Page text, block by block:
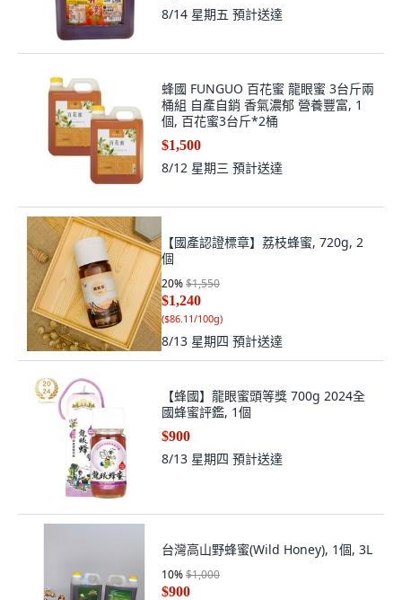
8/14 星期五 預計送達
蜂國 FUNGUO 百花蜜 龍眼蜜 3台斤兩
桶組 自產自銷 香氣濃郁 營養豐富, 1
個, 百花蜜3台斤*2桶
$1,500
8/12 星期三 預計送達
【國產認證標章】荔枝蜂蜜, 720g, 2
個
20%$1,550
$1,240
($86.11/100g)
8/13 星期四 預計送達
【蜂國】龍眼蜜頭等獎 700g 2024全
國蜂蜜評鑑, 1個
$900
8/13 星期四 預計送達
台灣高山野蜂蜜(Wild Honey), 1個, 3L
10%$1,000
$900